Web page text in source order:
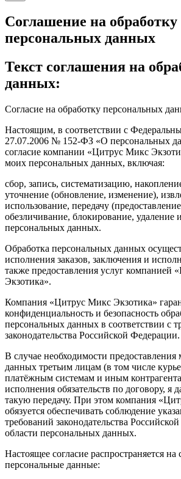
Соглашение на обработку
персональных данных
Текст соглашения на
данных:
Согласие на обработку персональных
Настоящим, в соответствии с
27.07.2006 № 152-ФЗ «О персональных
согласие компании «Цитрус Микс
моих персональных данных, включая:
сбор, запись, систематизацию,
уточнение (обновление, изменение),
использование, передачу
обезличивание, блокирование, удаление
персональных данных.
Обработка персональных данных
исполнения заказов, заключения и
также предоставления услуг компанией
Экзотика».
Компания «Цитрус Микс Экзотика»
конфиденциальность и безопасность
персональных данных в соответствии с
законодательства Российской Федерации.
В случае необходимости
данных третьим лицам (в том числе
платёжным системам и иным
исполнения обязательств по договору, я
такую передачу. При этом компания
обязуется обеспечивать соблюдение
требований законодательства
области персональных данных.
Настоящее согласие распространяется
персональные данные: